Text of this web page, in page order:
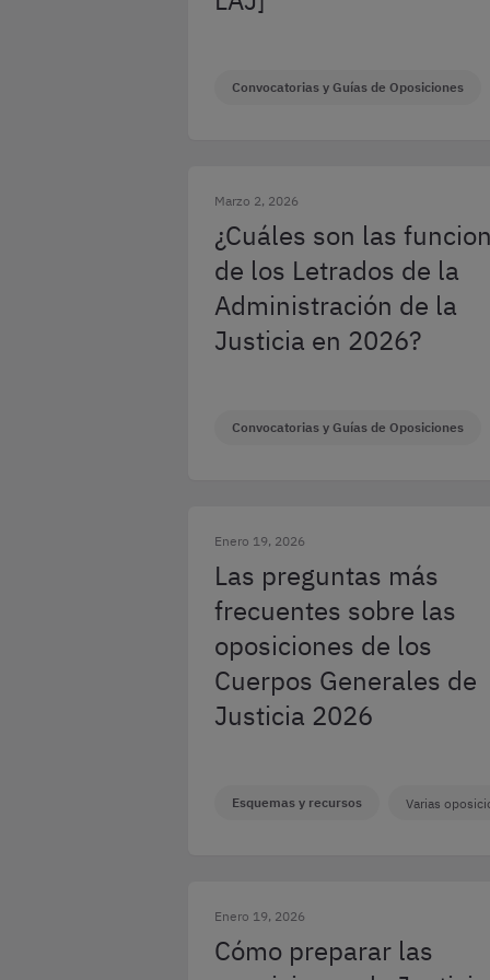
Convocatorias y Guías de Oposiciones
Marzo 2, 2026
¿Cuáles son las
de los Letrados de la
Administración de la
Justicia en 2026?
Convocatorias y Guías de Oposiciones
Enero 19, 2026
Las preguntas más
frecuentes sobre las
oposiciones de los
Cuerpos Generales de
Justicia 2026
Esquemas y recursos Varias
Enero 19, 2026
Cómo preparar las